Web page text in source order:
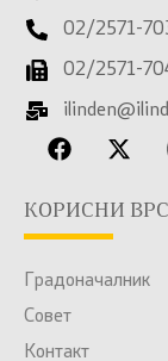
02/2571-
02/2571-
КОРИСНИ
Градоначалник
Совет
Контакт